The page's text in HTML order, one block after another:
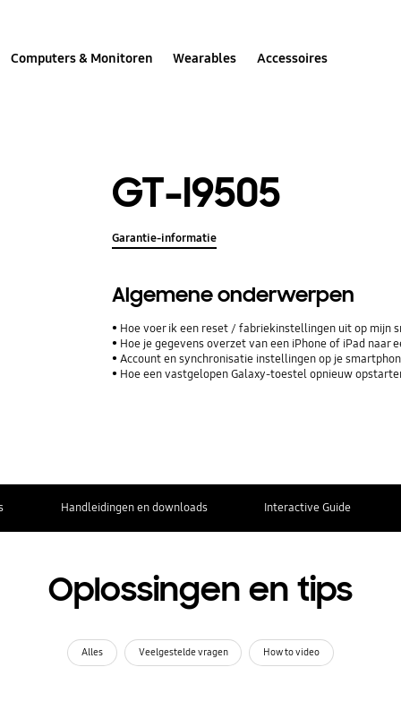
Computers & Monitoren Wearables Accessoires
GT-I9505
Garantie-informatie
Algemene onderwerpen
Hoe voer ik een reset / fabriekinstellingen uit op mijn
Hoe je gegevens overzet van een iPhone of iPad
Account en synchronisatie instellingen op je
Hoe een vastgelopen Galaxy-toestel opnieuw
Handleidingen en downloads Interactive Guide
Oplossingen en tips
Alles Veelgestelde vragen How to video